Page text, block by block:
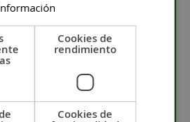
de 37 mm con baño de 8
Cookies de
rendimiento
Cookies de